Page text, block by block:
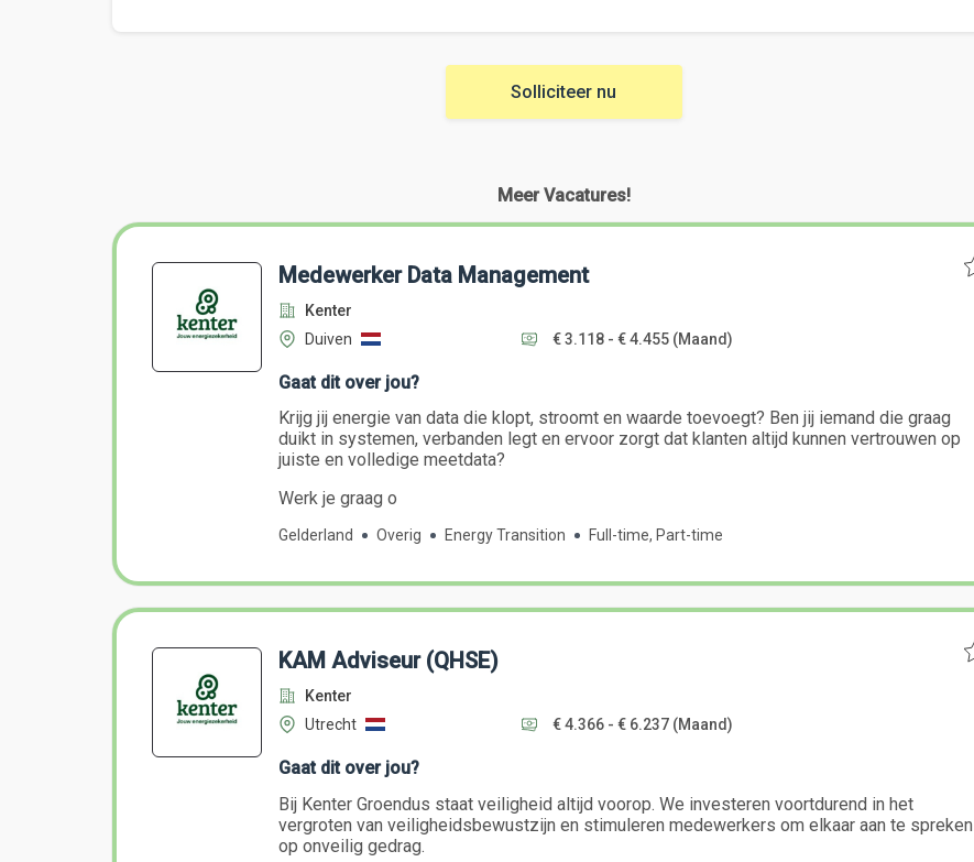
Solliciteer nu
Meer Vacatures!
Medewerker Data Management
Kenter
Duiven
€ 3.118 - € 4.455 (Maand)
Gaat dit over jou?
Krijg jij energie van data die klopt, stroomt en waarde toevoegt? Ben jij iemand die graag
duikt in systemen, verbanden legt en ervoor zorgt dat klanten altijd kunnen vertrouwen op
juiste en volledige meetdata?
Werk je graag o
Gelderland Overig Energy Transition Full-time, Part-time
KAM Adviseur (QHSE)
Kenter
Utrecht
€ 4.366 - € 6.237 (Maand)
Gaat dit over jou?
Bij Kenter Groendus staat veiligheid altijd voorop. We investeren voortdurend in het
vergroten van veiligheidsbewustzijn en stimuleren medewerkers om elkaar aan te spreken
op onveilig gedrag.